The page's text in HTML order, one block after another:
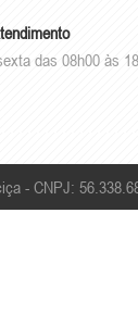
das 08h00 às
- CNPJ: